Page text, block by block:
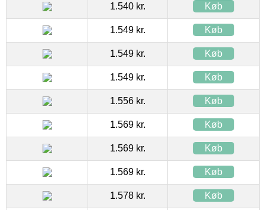
1.540 kr. Køb
1.549 kr. Køb
1.549 kr. Køb
1.549 kr. Køb
1.556 kr. Køb
1.569 kr. Køb
1.569 kr. Køb
1.569 kr. Køb
1.578 kr. Køb